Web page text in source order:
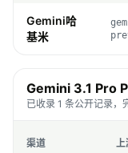
Gemini哈
基米
Gemini 3.1 Pro
已收录 1 条公开记录，
渠道 上